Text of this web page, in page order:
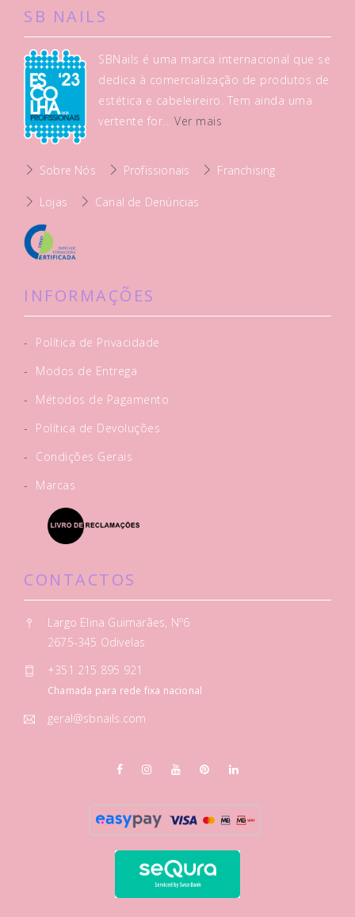
SB NAILS
SBNails é uma marca internacional que se
dedica à comercialização de produtos de
estética e cabeleireiro. Tem ainda uma
vertente for...Ver mais
Sobre Nós Profissionais Franchising
Lojas Canal de Denúncias
INFORMAÇÕES
-
Política de Privacidade
-
Modos de Entrega
-
Métodos de Pagamento
-
Política de Devoluções
-
Condições Gerais
-
Marcas
CONTACTOS
Largo Elina Guimarães, Nº6
2675-345 Odivelas
+351 215 895 921
Chamada para rede fixa nacional
geral@sbnails.com